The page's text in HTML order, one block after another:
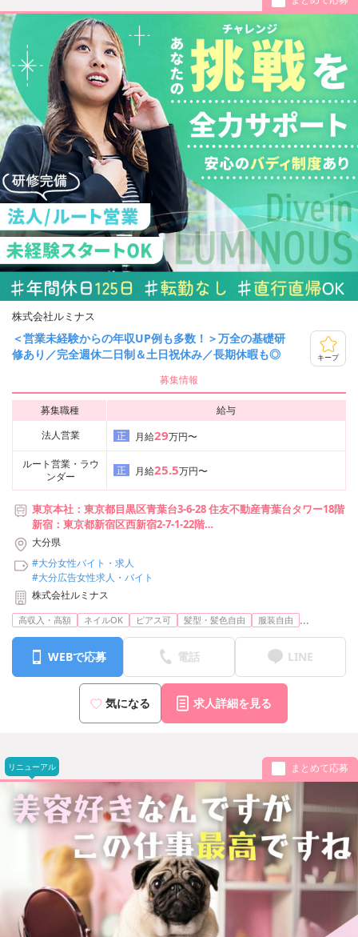
株式会社ルミナス
＜営業未経験からの年収UP例も多数！＞万全の基礎研
修あり／完全週休二日制＆土日祝休み／長期休暇も◎
キープ
募集情報
募集職種
給与
法人営業
正 月給29万円〜
ルート営業・ラウ
ンダー
正 月給25.5万円〜
東京本社：東京都目黒区青葉台3-6-28 住友不動産青葉台タワー18階
新宿：東京都新宿区西新宿2-7-1-22階
池袋：東京都豊島区池袋2-49-14-201
札幌：北海道札幌市中央区南2条西1-7-2-5階
仙台：宮城県仙台市青葉区本町1-12-7-8階 A2
宇都宮：栃木県宇都宮市池上町4-2-5階-C
静岡：静岡市葵区呉服町2-2-13-8階
名古屋：愛知県名古屋市中村区竹橋町15-16-8階
大阪：大阪府大阪市北区梅田3-3-20 明治安田生命大阪梅田ビル23階
広島：広島県広島市中区大手町2-8-2-10階
神戸：兵庫県神戸市中央区東町122-2-8階
福岡：福岡県福岡市中央区天神1-6-8-6階
小倉：福岡県北九州市小倉北区米町1-4-21-401号室
沖縄：沖縄県那覇市久米2丁目4-16-5階
大分県
#大分女性バイト・求人
#大分広告女性求人・バイト
株式会社ルミナス
高収入・高額 ネイルOK ピアス可 髪型・髪色自由 服装自由 ...
WEBで応募 電話 LINE
気になる 求人詳細を見る
リニューアル まとめて応募